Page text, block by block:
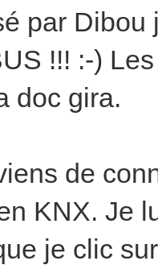
par
!!! :-)
doc gira.
de
KNX. Je
je clic